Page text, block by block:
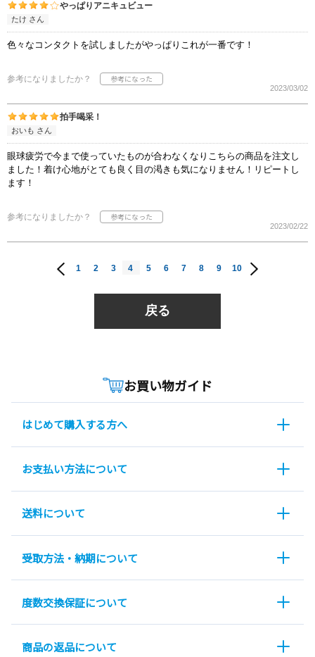
やっぱりアニキュビュー
たけ さん
色々なコンタクトを試しましたがやっぱりこれが一番です！
参考になりましたか？
2023/03/02
拍手喝采！
おいも さん
眼球疲労で今まで使っていたものが合わなくなりこちらの商品を注文し
ました！着け心地がとても良く目の渇きも気になりません！リピートし
ます！
参考になりましたか？
2023/02/22
1 2 3 4 5 6 7 8 9 10
戻る
お買い物ガイド
はじめて購入する方へ
お支払い方法について
送料について
受取方法・納期について
度数交換保証について
商品の返品について